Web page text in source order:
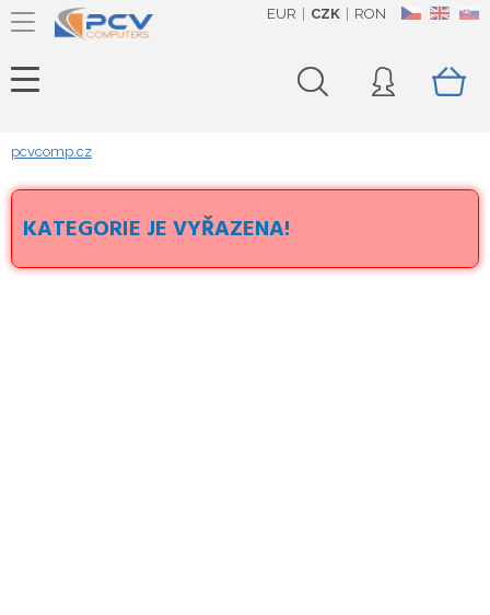
CZ EN SK
EUR CZK RON
pcvcomp.cz
KATEGORIE JE VYŘAZENA!